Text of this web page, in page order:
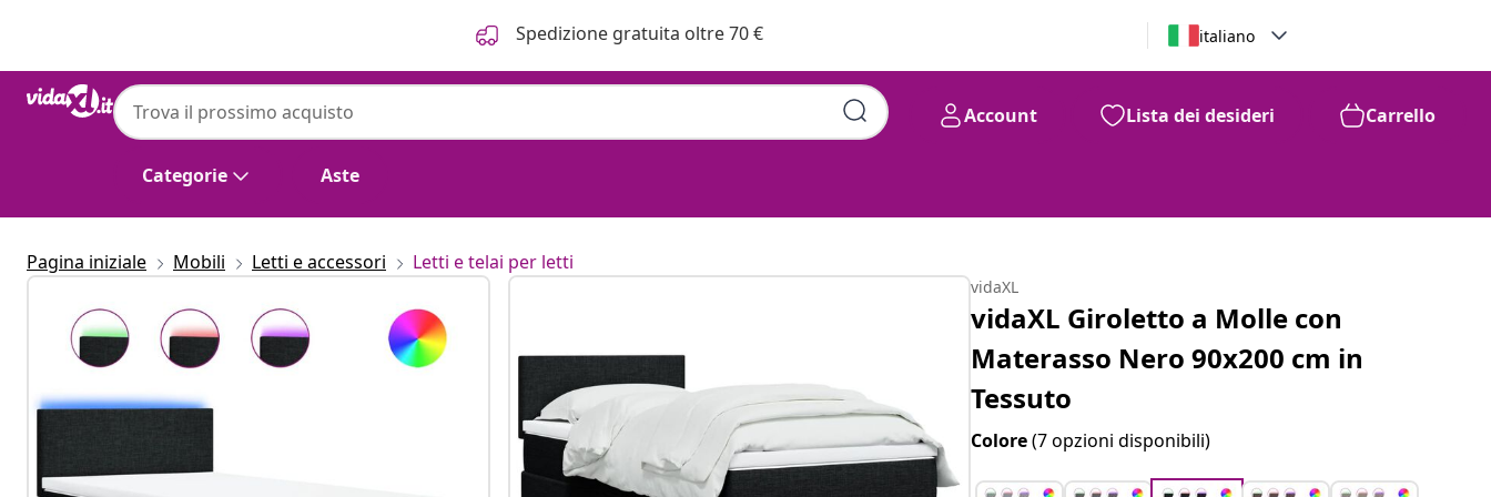
Spedizione gratuita oltre 70 € italiano
Categorie Aste
Account Lista dei desideri Carrello
Pagina iniziale Mobili Letti e accessori Letti e telai per letti
vidaXL
vidaXL Giroletto a Molle con
Materasso Nero 90x200 cm in
Tessuto
Colore(7 opzioni disponibili)